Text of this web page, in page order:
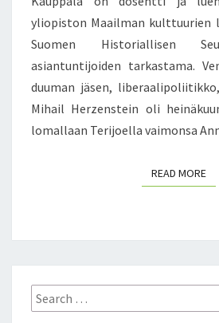
R
T
I
I
I
A
J
K
A
U
P
L
S
T
yliopiston Maailman kulttuurien
Suomen Historiallisen
asiantuntijoiden tarkastama.
duuman jäsen,
Mihail Herzenstein oli
lomallaan Terijoella vaimonsa
READ MORE
Search
for: